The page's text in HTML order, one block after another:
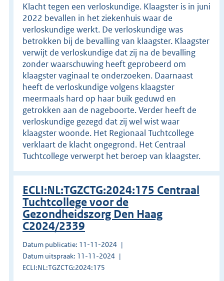
Klacht tegen een verloskundige. Klaagster is in juni
2022 bevallen in het ziekenhuis waar de
verloskundige werkt. De verloskundige was
betrokken bij de bevalling van klaagster. Klaagster
verwijt de verloskundige dat zij na de bevalling
zonder waarschuwing heeft geprobeerd om
klaagster vaginaal te onderzoeken. Daarnaast
heeft de verloskundige volgens klaagster
meermaals hard op haar buik geduwd en
getrokken aan de nageboorte. Verder heeft de
verloskundige gezegd dat zij wel wist waar
klaagster woonde. Het Regionaal Tuchtcollege
verklaart de klacht ongegrond. Het Centraal
Tuchtcollege verwerpt het beroep van klaagster.
ECLI:NL:TGZCTG:2024:175 Centraal
Tuchtcollege voor de
Gezondheidszorg Den Haag
C2024/2339
Datum publicatie: 11-11-2024
Datum uitspraak: 11-11-2024
ECLI:NL:TGZCTG:2024:175